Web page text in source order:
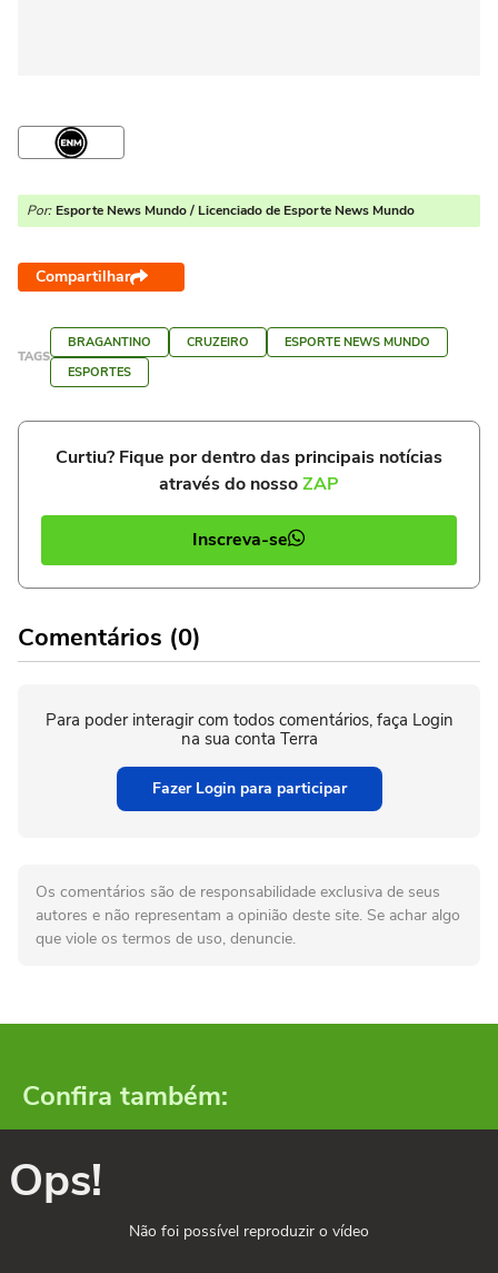
Por: Esporte News Mundo / Licenciado de Esporte News Mundo
Compartilhar
TAGS
BRAGANTINO CRUZEIRO
ESPORTE NEWS MUNDO
ESPORTES
Curtiu? Fique por dentro das principais notícias
através do nossoZAP
Inscreva-se
Comentários (0)
Para poder interagir com todos comentários, faça Login
na sua conta Terra
Fazer Login para participar
Os comentários são de responsabilidade exclusiva de seus
autores e não representam a opinião deste site. Se achar algo
que viole os termos de uso, denuncie.
Confira também:
Ops!
Não foi possível reproduzir o vídeo